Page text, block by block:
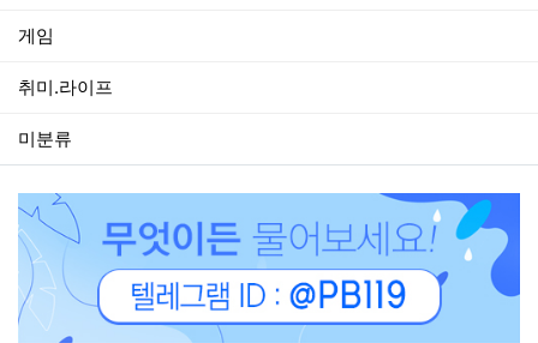
게임
취미.라이프
미분류